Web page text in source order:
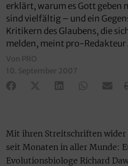
erklärt, warum es Gott geben
sind vielfältig – und ein
Kritikern des Glaubens, die
melden, meint pro-Redakteur
Von PRO
10. September 2007
Mit ihren Streitschriften wider
seit Monaten in aller Munde:
Evolutionsbiologe Richard